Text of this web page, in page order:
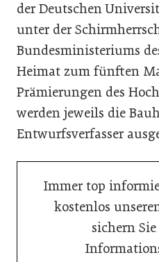
der Deutschen
unter der
Bundesministeriums
Heimat zum fünften
Prämierungen des
werden jeweils die
Entwurfsverfasser
Immer top
kostenlos
sichern